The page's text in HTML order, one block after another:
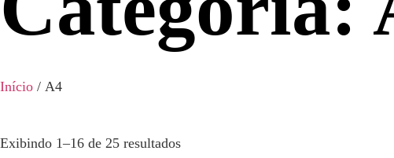
Início / A4
Exibindo 1–16 de 25 resultados